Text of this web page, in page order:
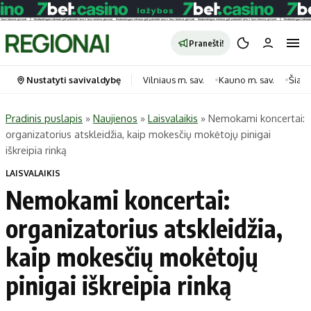
Pranešti!
Portalas
Naujausi
Regionai
Lietuva
Pasaulis
Politika
Kategorijos
Horoskopai
Laisvalaikis
Maistas
Sveikata
Technologijos
Nustatyti savivaldybę Vilniaus m. sav. Kauno m. sav.
Pradinis puslapis » Naujienos » Laisvalaikis » Nemokami koncertai:
organizatorius atskleidžia, kaip mokesčių mokėtojų pinigai
iškreipia rinką
LAISVALAIKIS
Nemokami koncertai:
organizatorius atskleidžia,
kaip mokesčių mokėtojų
pinigai iškreipia rinką